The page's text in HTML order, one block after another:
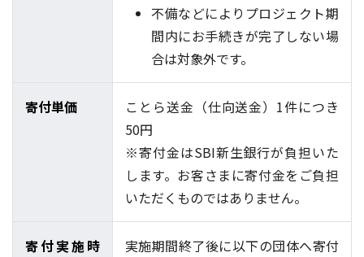
不備などによりプロジェクト期
間内にお手続きが完了しない場
合は対象外です。
寄付単価
ことら送金（仕向送金）1件につき
50円
※寄付金はSBI新生銀行が負担いた
します。お客さまに寄付金をご負担
いただくものではありません。
寄付実施時
実施期間終了後に以下の団体へ寄付